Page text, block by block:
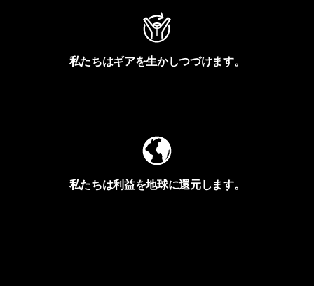
私たちはギアを生かしつづけます。
私たちは利益を地球に還元します。